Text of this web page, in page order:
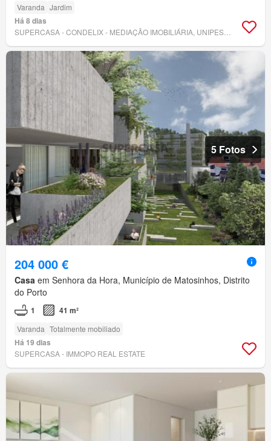
Varanda Jardim
Há 8 dias
5 Fotos
204 000 €
Casa em Senhora da Hora, Município de Matosinhos, Distrito
do Porto
1 41 m²
Varanda Totalmente mobiliado
Há 19 dias
SUPERCASA - IMMOPO REAL ESTATE